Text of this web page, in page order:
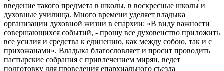
введение такого предмета в школы, в воскресные школы и
духовные училища. Много времени уделяет владыка
организации духовной жизни в епархии: «В виду важности
совершающихся событий, - прошу все духовенство приложить
все усилия и средства к единению, как между собою, так и с
прихожанами». Владыка благословляет и просит проводить
пастырские собрания с привлечением мирян, ведет
подготовку для проведения епархиального съезда